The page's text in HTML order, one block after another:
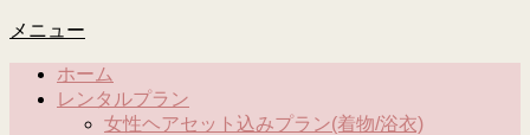
メニュー
ホーム
レンタルプラン
女性ヘアセット込みプラン(着物/浴衣)